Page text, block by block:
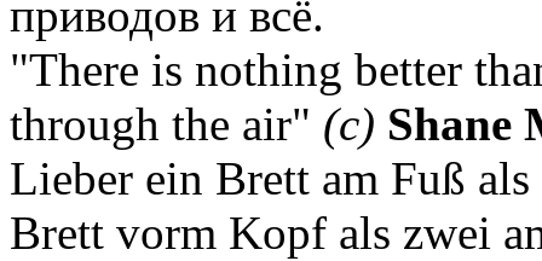
приводов и всё.
"There is nothing better
through the air" (с) Shane
Lieber ein Brett am Fuß
Brett vorm Kopf als zwei